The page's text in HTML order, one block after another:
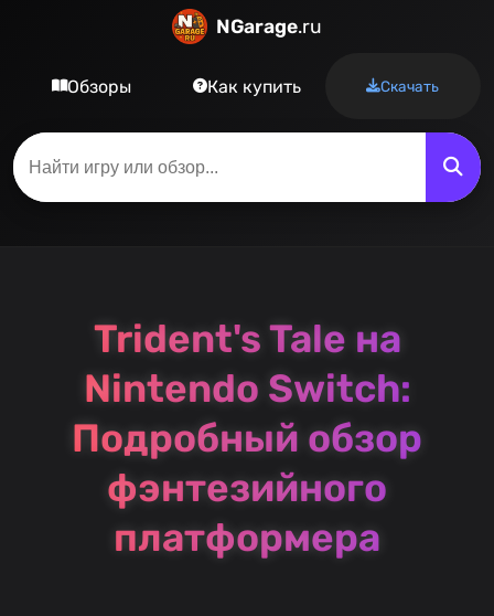
NGarage.ru
Обзоры Как купить Скачать
Trident's Tale на
Nintendo Switch:
Подробный обзор
фэнтезийного
платформера